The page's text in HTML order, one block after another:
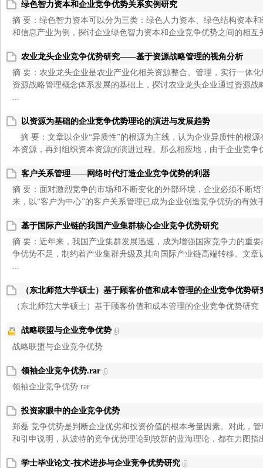
绿色智力资本和企业竞争优势关系实例研究
摘 要：绿色智力资本可以分为三类：绿色人力资本、绿色结构资本
和信息产业为例，探讨企业绿色智力资本和企业竞争优势之间的相
农业龙头企业竞争优势研究——基于资源战略管理的视角分析
摘 要：农业龙头企业是农业产业化相关资源整合、管理，实行一体
资源战略管理概念体系发展的基础上，探讨农业龙头企业通过资源
...
以资源为基础的企业竞争优势理论的演进与发展趋势
摘 要：文章以企业“异质性”的根源为主线，认为企业异质性的根
本资源，再到组织资本资源的演进过程。那么相应地，由于企业竞争
客户关系管理——网络时代打造企业竞争优势的利器
摘 要：面对激烈竞争的市场和不断变化的外部环境，企业必须不断
来，以“客户为中心”的客户关系管理已成为企业创造竞争优势的有效
基于国际产业链的我国产业集群核心企业竞争优势研究
摘 要：近年来，我国产业集群发展迅速，成为增强国家竞争力的重
争优势不足，制约着产业集群升级及其向国际产业链高端转移。文
...
（东北师范大学硕士）基于顾客价值和成本管理的企业竞争优势研
（东北师范大学硕士）基于顾客价值和成本管理的企业竞争优势研究
战略联盟与企业竞争优势
战略联盟与企业竞争优势
领袖企业竞争优势.rar
领袖企业竞争优势.rar
投资家眼中的企业竞争优势
郑磊 竞争优势是判断企业优劣和投资价值的根本考量因素。对此，
和引申说明，从波特的竞争优势理论到较新的蓝海理论，都在力图
学士毕业论文-技术进步与企业竞争优势研究